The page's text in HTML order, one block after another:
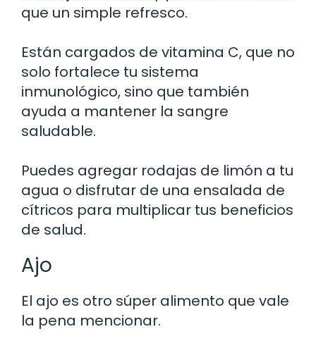
que un simple refresco.
Están cargados de vitamina C, que no
solo fortalece tu sistema
inmunológico, sino que también
ayuda a mantener la sangre
saludable.
Puedes agregar rodajas de limón a tu
agua o disfrutar de una ensalada de
cítricos para multiplicar tus beneficios
de salud.
Ajo
El ajo es otro súper alimento que vale
la pena mencionar.